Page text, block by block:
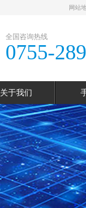
网站
全国咨询热线
0755-
关于我们